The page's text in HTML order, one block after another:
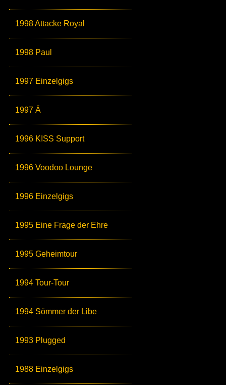
1998 Attacke Royal
1998 Paul
1997 Einzelgigs
1997 Ä
1996 KISS Support
1996 Voodoo Lounge
1996 Einzelgigs
1995 Eine Frage der Ehre
1995 Geheimtour
1994 Tour-Tour
1994 Sömmer der Libe
1993 Plugged
1988 Einzelgigs